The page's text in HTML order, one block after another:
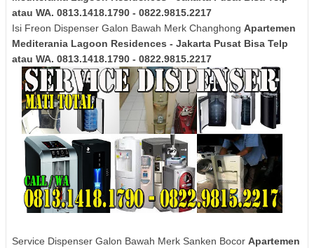
atau WA. 0813.1418.1790 - 0822.9815.2217
Isi Freon Dispenser Galon Bawah Merk Changhong Apartemen
Mediterania Lagoon Residences - Jakarta Pusat Bisa Telp
atau WA. 0813.1418.1790 - 0822.9815.2217
Service Dispenser Galon Bawah Merk Sanken Bocor Apartemen